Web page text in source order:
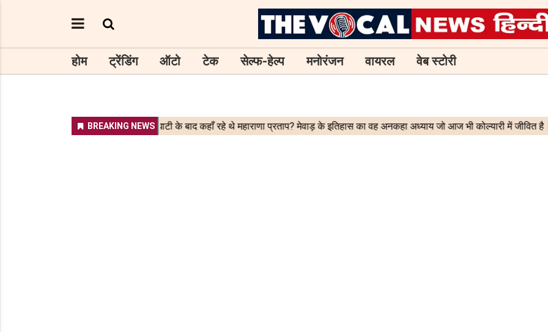
होम ट्रेंडिंग ऑटो टेक सेल्फ-हेल्प मनोरंजन वायरल वेब स्टोरी